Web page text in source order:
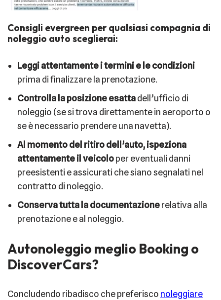
Consigli evergreen per qualsiasi compagnia di
noleggio auto sceglierai:
Leggi attentamente i termini e le condizioni
prima di finalizzare la prenotazione.
Controlla la posizione esattadell’ufficio di
noleggio (se si trova direttamente in aeroporto o
se è necessario prendere una navetta).
Al momento del ritiro dell’auto, ispeziona
attentamente il veicoloper eventuali danni
preesistenti e assicurati che siano segnalati nel
contratto di noleggio.
Conserva tutta la documentazionerelativa alla
prenotazione e al noleggio.
Autonoleggio meglio Booking o
DiscoverCars?
Concludendo ribadisco che preferisco noleggiare